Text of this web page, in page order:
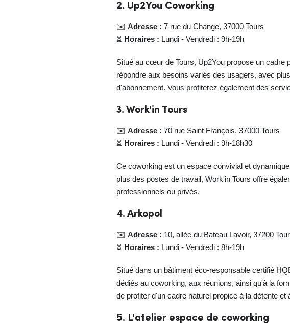
2. Up2You Coworking
✉️ Adresse : 7 rue du Change, 37000 Tours
⏳ Horaires : Lundi - Vendredi : 9h-19h
Situé au cœur de Tours, Up2You propose un
répondre aux besoins variés des usagers, avec
d'abonnement. Vous profiterez également des
3. Work'in Tours
✉️ Adresse : 70 rue Saint François, 37000 Tours
⏳ Horaires : Lundi - Vendredi : 9h-18h30
Ce coworking est un espace convivial et
plus des postes de travail, Work'in Tours offre
professionnels ou privés.
4. Arkopol
✉️ Adresse : 10, allée du Bateau Lavoir, 37200
⏳ Horaires : Lundi - Vendredi : 8h-19h
Situé dans un bâtiment éco-responsable certifié
dédiés au coworking, aux réunions, ainsi qu'à la
de profiter d'un cadre naturel propice à la détente et
5. L'atelier espace de coworking